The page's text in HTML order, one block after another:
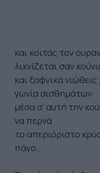
και κοιτάς τον
λικνίζεται σαν
και ξαφνικά
γωνία αισθημάτων:
μέσα σ’ αυτή την
να περνά
το απεριόριστο
πάγο...